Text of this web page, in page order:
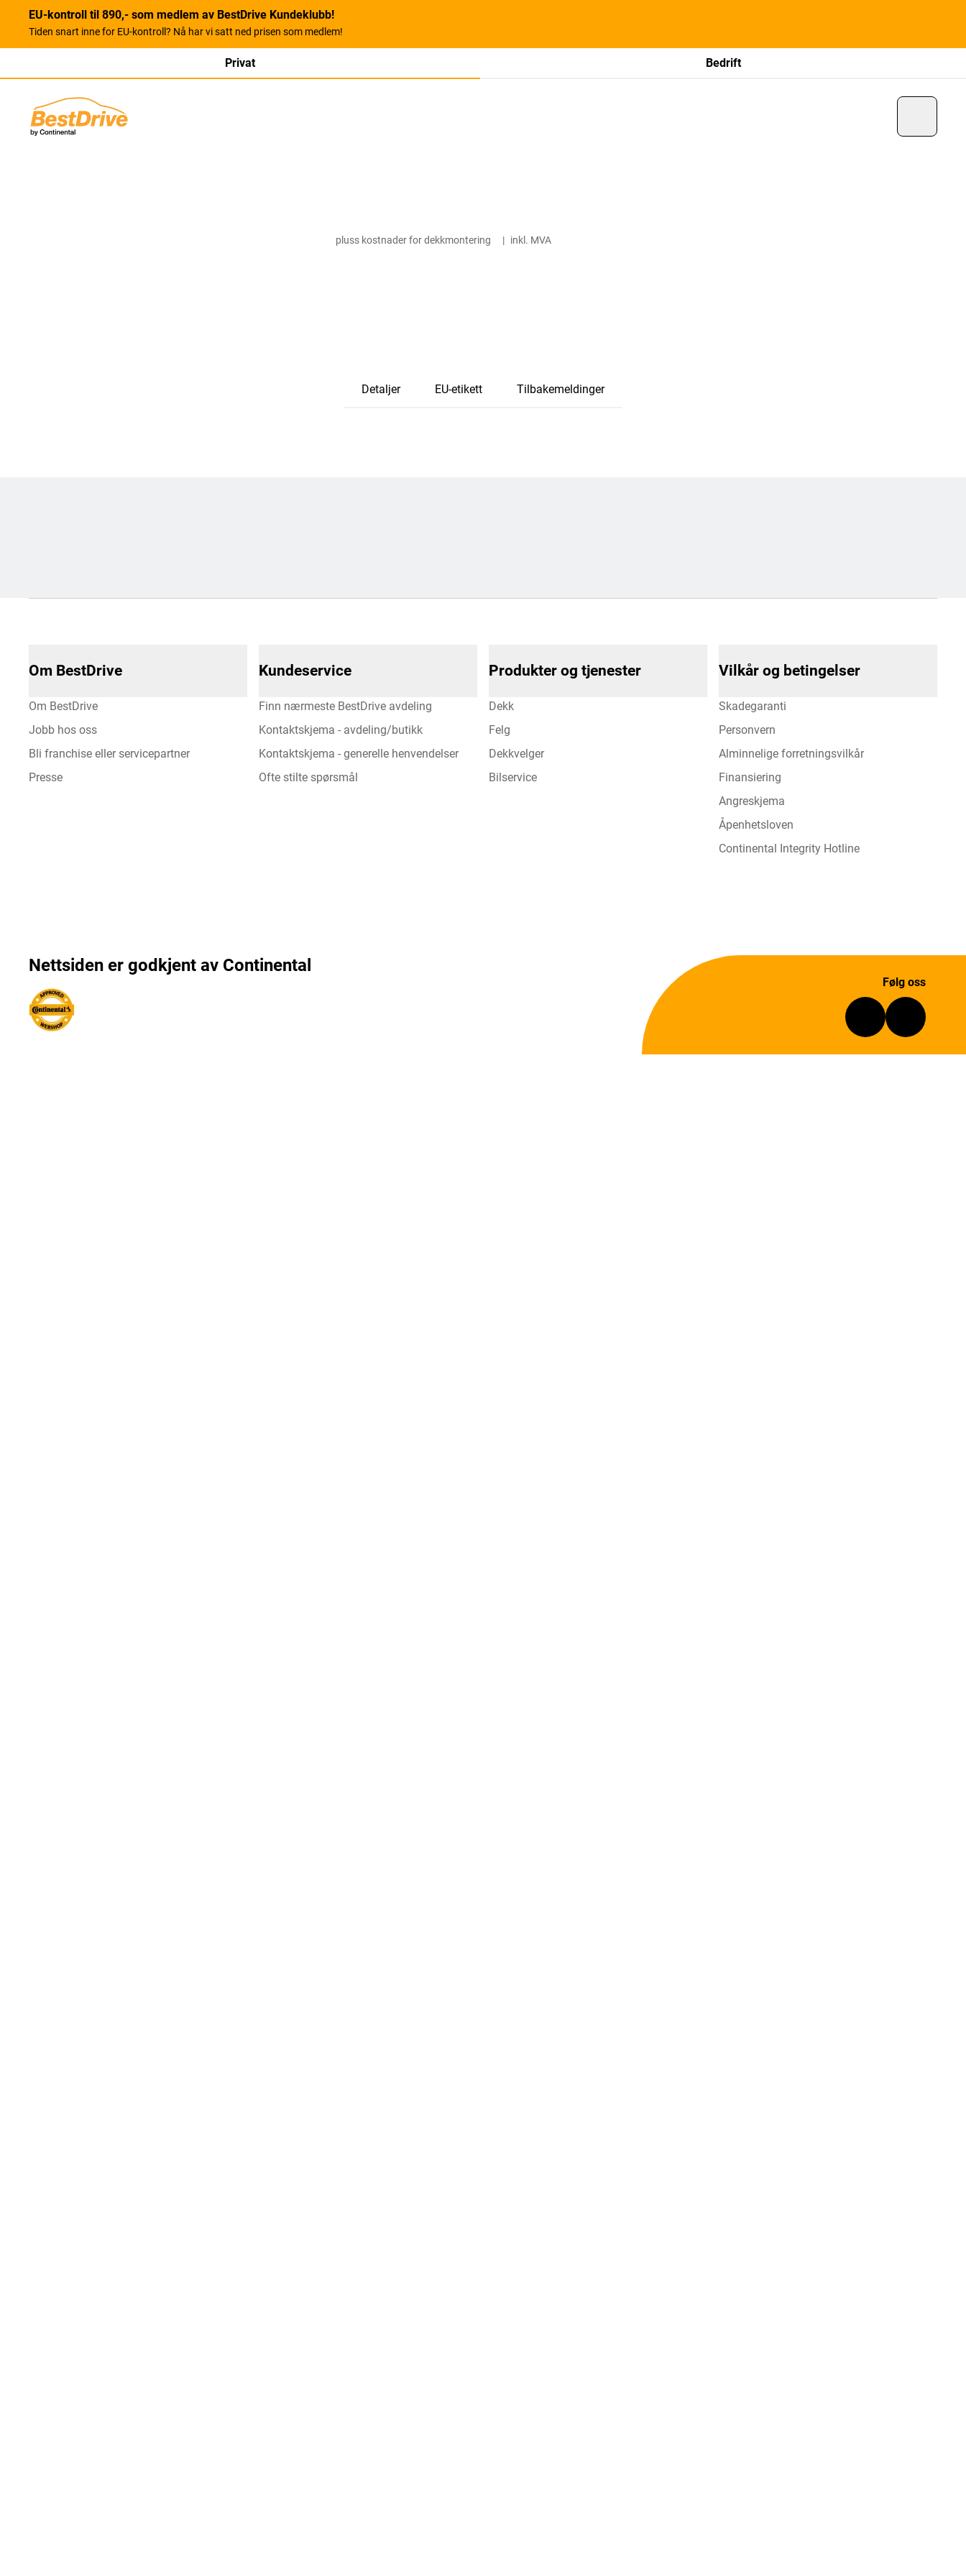
EU-kontroll til 890,- som medlem av BestDrive Kundeklubb!
Tiden snart inne for EU-kontroll? Nå har vi satt ned prisen som medlem!
Privat Bedrift
pluss kostnader for dekkmontering | inkl. MVA
Detaljer EU-etikett Tilbakemeldinger
Om BestDrive
Om BestDrive
Jobb hos oss
Bli franchise eller servicepartner
Presse
Kundeservice
Finn nærmeste BestDrive avdeling
Kontaktskjema - avdeling/butikk
Kontaktskjema - generelle henvendelser
Ofte stilte spørsmål
Produkter og tjenester
Dekk
Felg
Dekkvelger
Bilservice
Vilkår og betingelser
Skadegaranti
Personvern
Alminnelige forretningsvilkår
Finansiering
Angreskjema
Åpenhetsloven
Continental Integrity Hotline
Nettsiden er godkjent av Continental
Følg oss